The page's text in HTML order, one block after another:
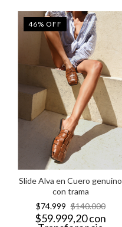
46% OFF
Slide Alva en Cuero genuino
con trama
$74.999 $140.000
$59.999,20con